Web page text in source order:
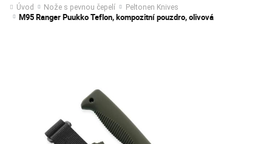
Úvod Nože s pevnou čepelí Peltonen Knives
M95 Ranger Puukko Teflon, kompozitní pouzdro, olivová